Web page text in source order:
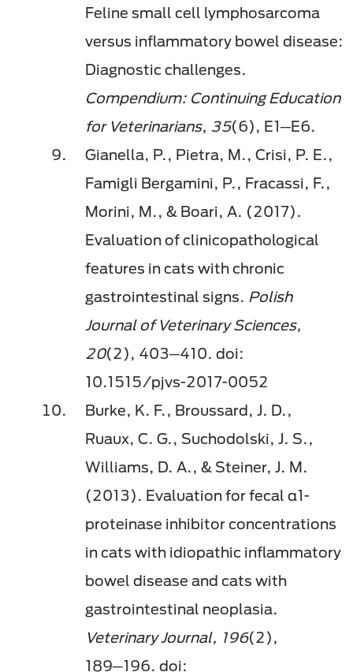
Feline small cell lymphosarcoma
versus inflammatory bowel disease:
Diagnostic challenges.
Compendium: Continuing Education
for Veterinarians, 35(6), E1─E6.
Gianella, P., Pietra, M., Crisi, P. E.,
Famigli Bergamini, P., Fracassi, F.,
Morini, M., & Boari, A. (2017).
Evaluation of clinicopathological
features in cats with chronic
gastrointestinal signs. Polish
Journal of Veterinary Sciences,
20(2), 403─410. doi:
10.1515/pjvs-2017-0052
Burke, K. F., Broussard, J. D.,
Ruaux, C. G., Suchodolski, J. S.,
Williams, D. A., & Steiner, J. M.
(2013). Evaluation for fecal α1-
proteinase inhibitor concentrations
in cats with idiopathic inflammatory
bowel disease and cats with
gastrointestinal neoplasia.
Veterinary Journal, 196(2),
189─196. doi: